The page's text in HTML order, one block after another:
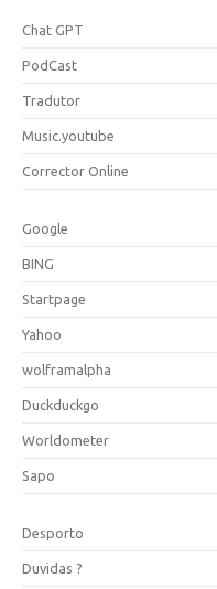
Chat GPT
PodCast
Tradutor
Music.youtube
Corrector Online
Google
BING
Startpage
Yahoo
wolframalpha
Duckduckgo
Worldometer
Sapo
Desporto
Duvidas ?